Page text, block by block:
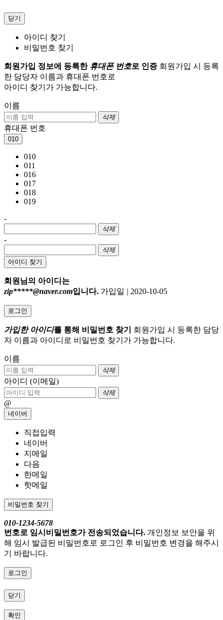
닫기
아이디 찾기
비밀번호 찾기
회원가입 정보에 등록한 휴대폰 번호로 인증 회원가입 시 등록
한 담당자 이름과 휴대폰 번호로
아이디 찾기가 가능합니다.
이름
삭제
휴대폰 번호
010
010
011
016
017
018
019
-
삭제
-
삭제
아이디 찾기
회원님의 아이디는
zip*****@naver.com입니다. 가입일 | 2020-10-05
로그인
가입한 아이디를 통해 비밀번호 찾기
회원가입 시 등록한 담당
자 이름과 아이디로 비밀번호 찾기가 가능합니다.
이름
삭제
아이디 (이메일)
삭제
@
네이버
직접입력
네이버
지메일
다음
한메일
핫메일
비밀번호 찾기
010-1234-5678
번호로 임시비밀번호가 전송되었습니다. 개인정보 보안을 위
해 임시 발급된 비밀번호로 로그인 후 비밀번호 변경을 해주시
기 바랍니다.
로그인
닫기
확인